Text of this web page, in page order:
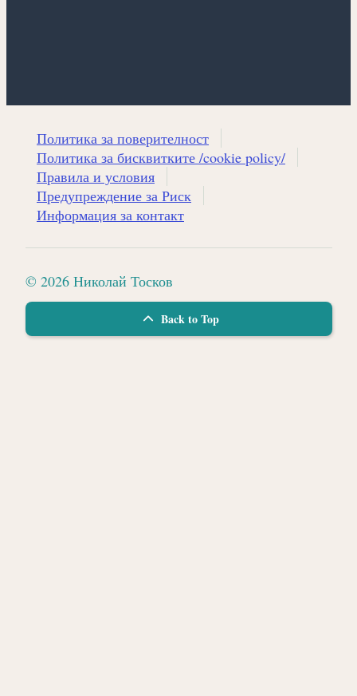
Политика за поверителност
Политика за бисквитките /cookie policy/
Правила и условия
Предупреждение за Риск
Информация за контакт
© 2026 Николай Тосков
Back to Top